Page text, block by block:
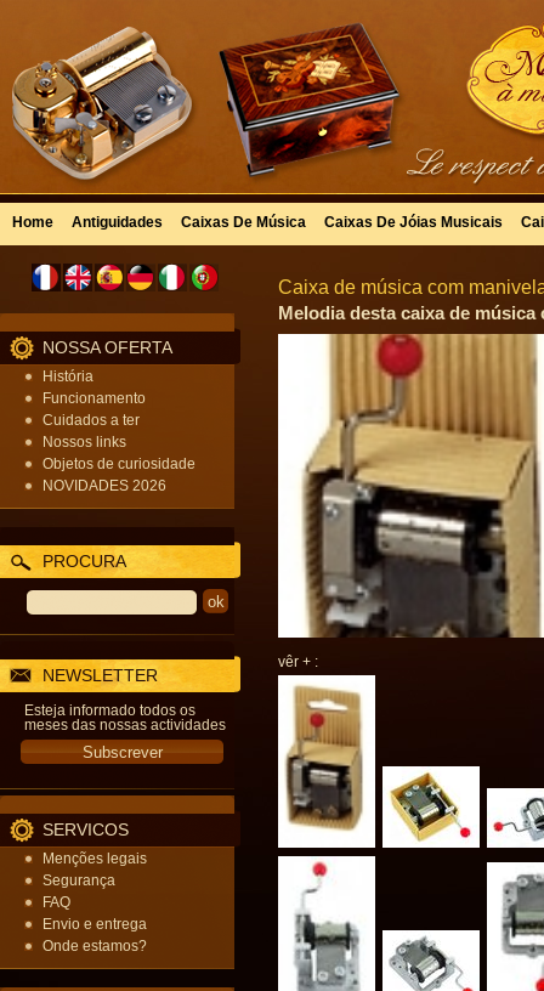
Home Antiguidades Caixas De Música Caixas De Jóias Musicais
NOSSA OFERTA
História
Funcionamento
Cuidados a ter
Nossos links
Objetos de curiosidade
NOVIDADES 2026
PROCURA
NEWSLETTER
Esteja informado todos os
meses das nossas actividades
SERVICOS
Menções legais
Segurança
FAQ
Envio e entrega
Onde estamos?
Caixa de música com
Melodia desta caixa de música
vêr + :